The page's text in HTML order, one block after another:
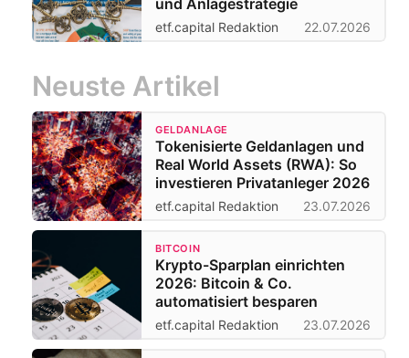
etf.capital Redaktion 22.07.2026
Neuste Artikel
GELDANLAGE
Tokenisierte Geldanlagen und
Real World Assets (RWA): So
investieren Privatanleger 2026
etf.capital Redaktion 23.07.2026
BITCOIN
Krypto-Sparplan einrichten
2026: Bitcoin & Co.
automatisiert besparen
etf.capital Redaktion 23.07.2026